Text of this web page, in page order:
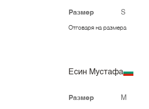
Размер S
Отговаря на размера
Есин Мустафа
Размер M